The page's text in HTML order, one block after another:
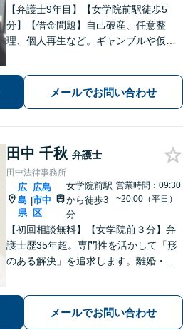
【弁護士9年目】【女学院前駅徒歩5
分】【借金問題】自己破産、任意整
理、個人再生など。ギャンブルや仮想
などご相談ください【夜間土日祝相談
可】【初回相談無料】【Zoom面談可】
メールでお問い合わせ
田中 千秋 弁護士
田中法律事務所
広
島
県
|
広島
市中
区
女学院前駅
から徒歩3
分
営業時間：09:30
~20:00（平日）
【初回相談無料】【女学院前３分】弁
護士歴35年超。専門性を活かして「形
のある解決」を追求します。離婚・債
話しやすい弁護士に是非ご相談くださ
い。（合同庁舎内郵便局近く）
メールでお問い合わせ